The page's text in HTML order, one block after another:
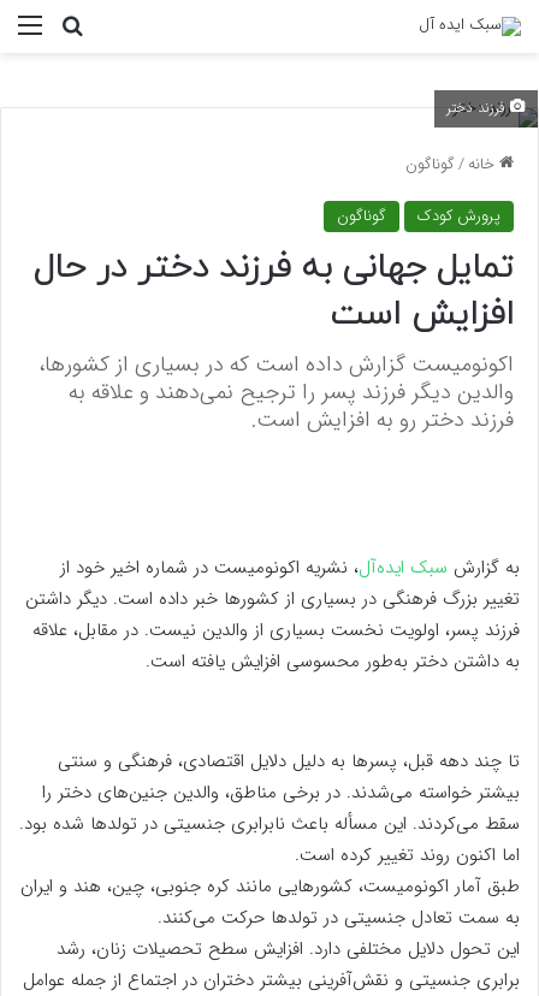
فرزند دختر
خانه/گوناگون
پرورش کودک گوناگون
تمایل جهانی به فرزند دختر در حال
افزایش است
اکونومیست گزارش داده است که در بسیاری از کشورها،
والدین دیگر فرزند پسر را ترجیح نمی‌دهند و علاقه به
فرزند دختر رو به افزایش است.
به گزارش سبک ایده‌آل، نشریه اکونومیست در شماره اخیر خود از
تغییر بزرگ فرهنگی در بسیاری از کشورها خبر داده است. دیگر داشتن
فرزند پسر، اولویت نخست بسیاری از والدین نیست. در مقابل، علاقه
به داشتن دختر به‌طور محسوسی افزایش یافته است.
تا چند دهه قبل، پسرها به دلیل دلایل اقتصادی، فرهنگی و سنتی
بیشتر خواسته می‌شدند. در برخی مناطق، والدین جنین‌های دختر را
سقط می‌کردند. این مسأله باعث نابرابری جنسیتی در تولدها شده بود.
اما اکنون روند تغییر کرده است.
طبق آمار اکونومیست، کشورهایی مانند کره جنوبی، چین، هند و ایران
به سمت تعادل جنسیتی در تولدها حرکت می‌کنند.
این تحول دلایل مختلفی دارد. افزایش سطح تحصیلات زنان، رشد
برابری جنسیتی و نقش‌آفرینی بیشتر دختران در اجتماع از جمله عوامل